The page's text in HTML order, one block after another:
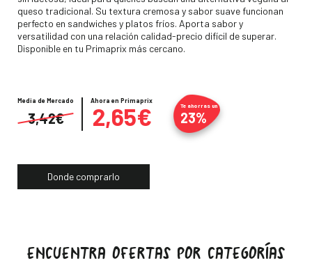
queso tradicional. Su textura cremosa y sabor suave funcionan
perfecto en sandwiches y platos fríos. Aporta sabor y
versatilidad con una relación calidad-precio difícil de superar.
Disponible en tu Primaprix más cercano.
Precio
Media de Mercado
3,42€
Ahora en Primaprix
2,65€ Te ahorras un
23%
Donde comprarlo
ENCUENTRA OFERTAS POR CATEGORÍAS